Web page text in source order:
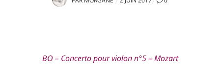
BO – Concerto pour violon n°5 – Mozart